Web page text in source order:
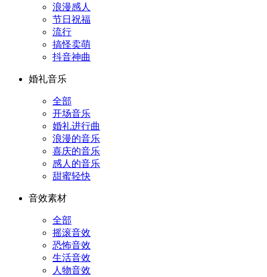
浪漫感人
节日祝福
流行
搞怪卖萌
抖音神曲
婚礼音乐
全部
开场音乐
婚礼进行曲
浪漫的音乐
喜庆的音乐
感人的音乐
甜蜜轻快
音效素材
全部
摇滚音效
恐怖音效
生活音效
人物音效